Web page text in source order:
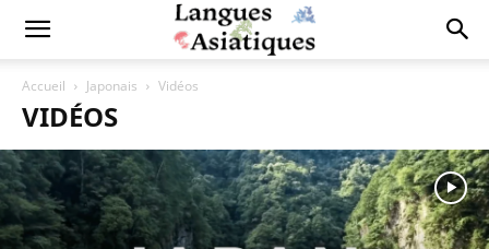
Accueil Japonais Vidéos
VIDÉOS